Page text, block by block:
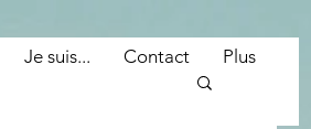
Je suis... Contact Plus